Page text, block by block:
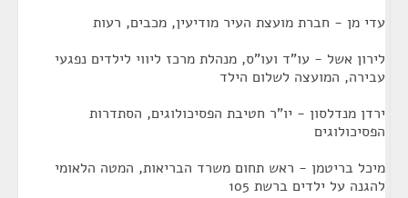
עדי מן - חברת מועצת העיר מודיעין, מכבים, רעות
לירון אשל - עו"ד ועו"ס, מנהלת מרכז ליווי לילדים נפגעי
עבירה, המועצה לשלום הילד
ירדן מנדלסון - יו"ר חטיבת הפסיכולוגים, הסתדרות
הפסיכולוגים
מיכל בריטמן - ראש תחום משרד הבריאות, המטה הלאומי
להגנה על ילדים ברשת 105